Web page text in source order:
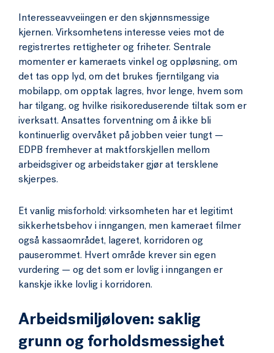
Interesseavveiingen er den skjønnsmessige
kjernen. Virksomhetens interesse veies mot de
registrertes rettigheter og friheter. Sentrale
momenter er kameraets vinkel og oppløsning, om
det tas opp lyd, om det brukes fjerntilgang via
mobilapp, om opptak lagres, hvor lenge, hvem som
har tilgang, og hvilke risikoreduserende tiltak som er
iverksatt. Ansattes forventning om å ikke bli
kontinuerlig overvåket på jobben veier tungt —
EDPB fremhever at maktforskjellen mellom
arbeidsgiver og arbeidstaker gjør at tersklene
skjerpes.
Et vanlig misforhold: virksomheten har et legitimt
sikkerhetsbehov i inngangen, men kameraet filmer
også kassaområdet, lageret, korridoren og
pauserommet. Hvert område krever sin egen
vurdering — og det som er lovlig i inngangen er
kanskje ikke lovlig i korridoren.
Arbeidsmiljøloven: saklig
grunn og forholdsmessighet